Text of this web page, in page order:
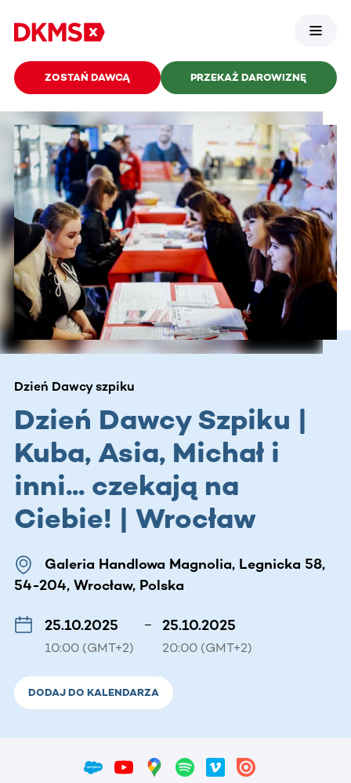
ZOSTAŃ DAWCĄ PRZEKAŻ DAROWIZNĘ
Dzień Dawcy szpiku
Dzień Dawcy Szpiku |
Kuba, Asia, Michał i
inni... czekają na
Ciebie! | Wrocław
Galeria Handlowa Magnolia, Legnicka 58,
54-204, Wrocław, Polska
25.10.2025
10:00 (GMT+2)
– 25.10.2025
20:00 (GMT+2)
DODAJ DO KALENDARZA